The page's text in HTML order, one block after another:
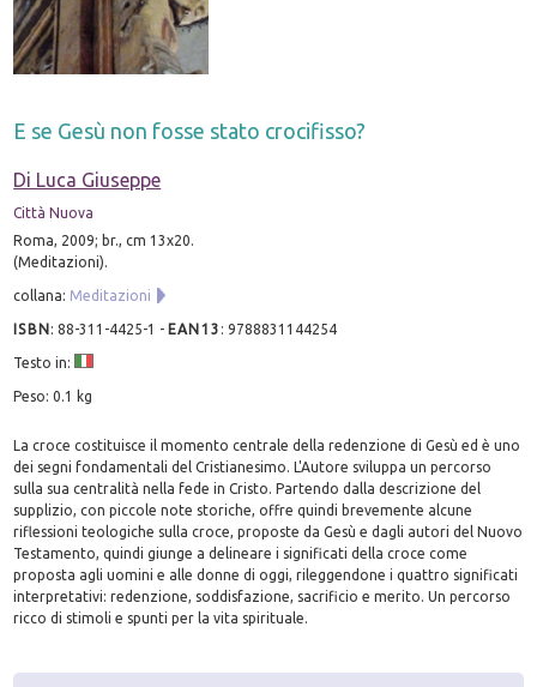
E se Gesù non fosse stato crocifisso?
Di Luca Giuseppe
Città Nuova
Roma, 2009; br., cm 13x20.
(Meditazioni).
collana: Meditazioni
ISBN:88-311-4425-1 - EAN13 :9788831144254
Testo in:
Peso: 0.1 kg
La croce costituisce il momento centrale della redenzione di Gesù ed è uno
dei segni fondamentali del Cristianesimo. L'Autore sviluppa un percorso
sulla sua centralità nella fede in Cristo. Partendo dalla descrizione del
supplizio, con piccole note storiche, offre quindi brevemente alcune
riflessioni teologiche sulla croce, proposte da Gesù e dagli autori del Nuovo
Testamento, quindi giunge a delineare i significati della croce come
proposta agli uomini e alle donne di oggi, rileggendone i quattro significati
interpretativi: redenzione, soddisfazione, sacrificio e merito. Un percorso
ricco di stimoli e spunti per la vita spirituale.
modulo di iscrizione